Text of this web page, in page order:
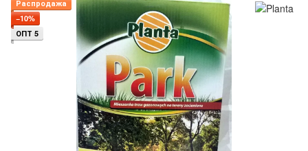
Распродажа
−10%
ОПТ 5